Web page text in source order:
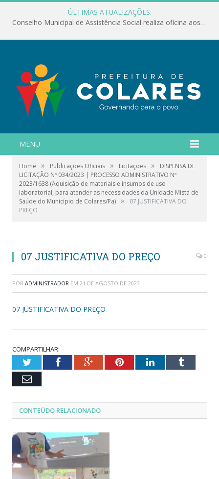
ÚLTIMAS ATUALIZAÇÕES:
Conselho Municipal de Assistência Social realiza oficina aos servidores
MENU
Home » Publicações Oficiais » Licitações »
DISPENSA DE
LICITAÇÃO Nº 034/2023 | PROCESSO ADMINISTRATIVO Nº
2023/1638 (Aquisição de materiais e insumos de uso
laboratorial, para atender as necessidades da Unidade Mista de
Saúde do Município de Colares/Pa) »
07 JUSTIFICATIVA DO
PREÇO
07 JUSTIFICATIVA DO PREÇO 0
POR ADMINISTRADOR EM 21 DE AGOSTO DE 2023
07 JUSTIFICATIVA DO PREÇO
COMPARTILHAR:
TwitterFacebookGoogle+PinterestLinkedInTumblr
Email
CONTEÚDO RELACIONADO